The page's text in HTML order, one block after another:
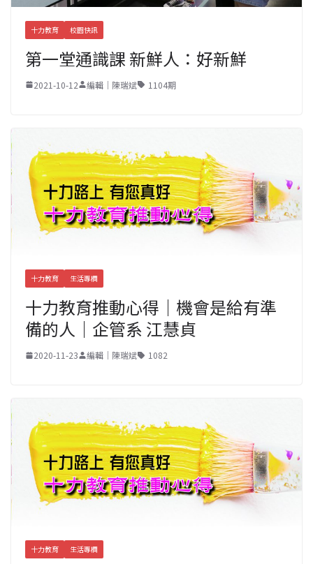
十力教育 校園快訊
第一堂通識課 新鮮人：好新鮮
2021-10-12 編輯｜陳瑞斌 1104期
十力教育 生活專欄
十力教育推動心得｜機會是給有準
備的人｜企管系 江慧貞
2020-11-23 編輯｜陳瑞斌 1082
十力教育 生活專欄